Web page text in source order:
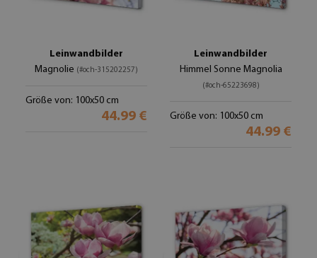
Leinwandbilder
Magnolie (#och-315202257)
Größe von: 100x50 cm
44.99 €
Leinwandbilder
Himmel Sonne Magnolia
(#och-65223698)
Größe von: 100x50 cm
44.99 €